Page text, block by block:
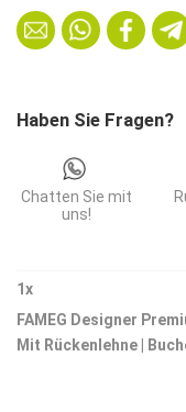
Cleo
|
Buchenholz
Menge
Haben Sie Fragen?
Chatten Sie mit
uns!
1x
FAMEG Designer
Mit Rückenlehne |